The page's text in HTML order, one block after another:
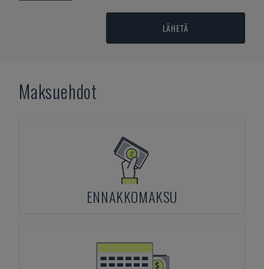
LÄHETÄ
Maksuehdot
ENNAKKOMAKSU